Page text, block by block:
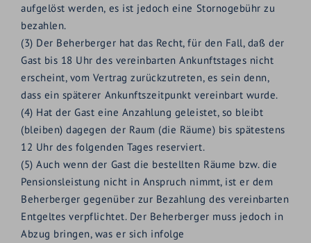
aufgelöst werden, es ist jedoch eine Stornogebühr zu
bezahlen.
(3) Der Beherberger hat das Recht, für den Fall, daß der
Gast bis 18 Uhr des vereinbarten Ankunftstages nicht
erscheint, vom Vertrag zurückzutreten, es sein denn,
dass ein späterer Ankunftszeitpunkt vereinbart wurde.
(4) Hat der Gast eine Anzahlung geleistet, so bleibt
(bleiben) dagegen der Raum (die Räume) bis spätestens
12 Uhr des folgenden Tages reserviert.
(5) Auch wenn der Gast die bestellten Räume bzw. die
Pensionsleistung nicht in Anspruch nimmt, ist er dem
Beherberger gegenüber zur Bezahlung des vereinbarten
Entgeltes verpflichtet. Der Beherberger muss jedoch in
Abzug bringen, was er sich infolge